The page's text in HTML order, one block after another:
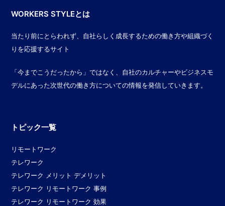
WORKERS STYLEとは
当たり前にとらわれず、自社らしく成長するための働き方や組織づく
りを応援するサイト
「今までこうだったから」ではなく、自社のカルチャーやビジネスモ
デルにあった次世代の働き方についての情報を発信していきます。
トピック一覧
リモートワーク
テレワーク
テレワーク メリット デメリット
テレワーク リモートワーク 事例
テレワーク リモートワーク 効果